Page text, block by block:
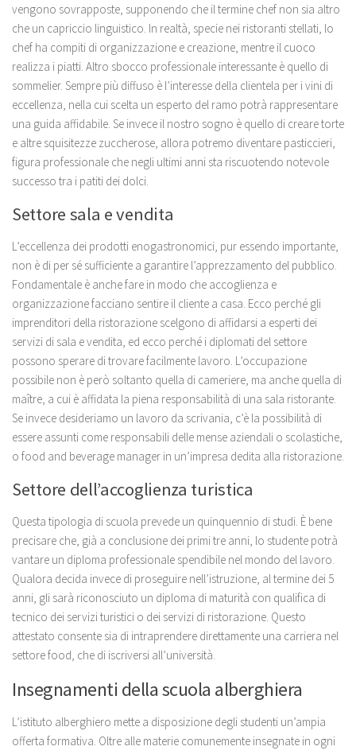
vengono sovrapposte, supponendo che il termine chef non sia altro
che un capriccio linguistico. In realtà, specie nei ristoranti stellati, lo
chef ha compiti di organizzazione e creazione, mentre il cuoco
realizza i piatti. Altro sbocco professionale interessante è quello di
sommelier. Sempre più diffuso è l’interesse della clientela per i vini di
eccellenza, nella cui scelta un esperto del ramo potrà rappresentare
una guida affidabile. Se invece il nostro sogno è quello di creare torte
e altre squisitezze zuccherose, allora potremo diventare pasticcieri,
figura professionale che negli ultimi anni sta riscuotendo notevole
successo tra i patiti dei dolci.
Settore sala e vendita
L’eccellenza dei prodotti enogastronomici, pur essendo importante,
non è di per sé sufficiente a garantire l’apprezzamento del pubblico.
Fondamentale è anche fare in modo che accoglienza e
organizzazione facciano sentire il cliente a casa. Ecco perché gli
imprenditori della ristorazione scelgono di affidarsi a esperti dei
servizi di sala e vendita, ed ecco perché i diplomati del settore
possono sperare di trovare facilmente lavoro. L’occupazione
possibile non è però soltanto quella di cameriere, ma anche quella di
maître, a cui è affidata la piena responsabilità di una sala ristorante.
Se invece desideriamo un lavoro da scrivania, c’è la possibilità di
essere assunti come responsabili delle mense aziendali o scolastiche,
o food and beverage manager in un’impresa dedita alla ristorazione.
Settore dell’accoglienza turistica
Questa tipologia di scuola prevede un quinquennio di studi. È bene
precisare che, già a conclusione dei primi tre anni, lo studente potrà
vantare un diploma professionale spendibile nel mondo del lavoro.
Qualora decida invece di proseguire nell’istruzione, al termine dei 5
anni, gli sarà riconosciuto un diploma di maturità con qualifica di
tecnico dei servizi turistici o dei servizi di ristorazione. Questo
attestato consente sia di intraprendere direttamente una carriera nel
settore food, che di iscriversi all’università.
Insegnamenti della scuola alberghiera
L’istituto alberghiero mette a disposizione degli studenti un’ampia
offerta formativa. Oltre alle materie comunemente insegnate in ogni